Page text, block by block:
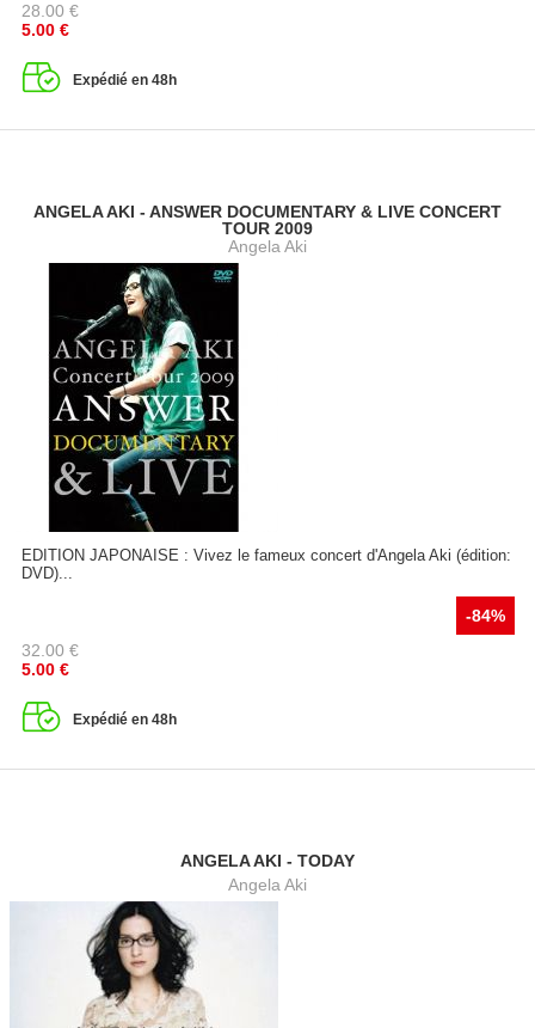
28.00 €
5.00 €
Expédié en 48h
ANGELA AKI - ANSWER DOCUMENTARY & LIVE CONCERT
TOUR 2009
Angela Aki
EDITION JAPONAISE : Vivez le fameux concert d'Angela Aki (édition:
DVD)...
-84%
32.00 €
5.00 €
Expédié en 48h
ANGELA AKI - TODAY
Angela Aki